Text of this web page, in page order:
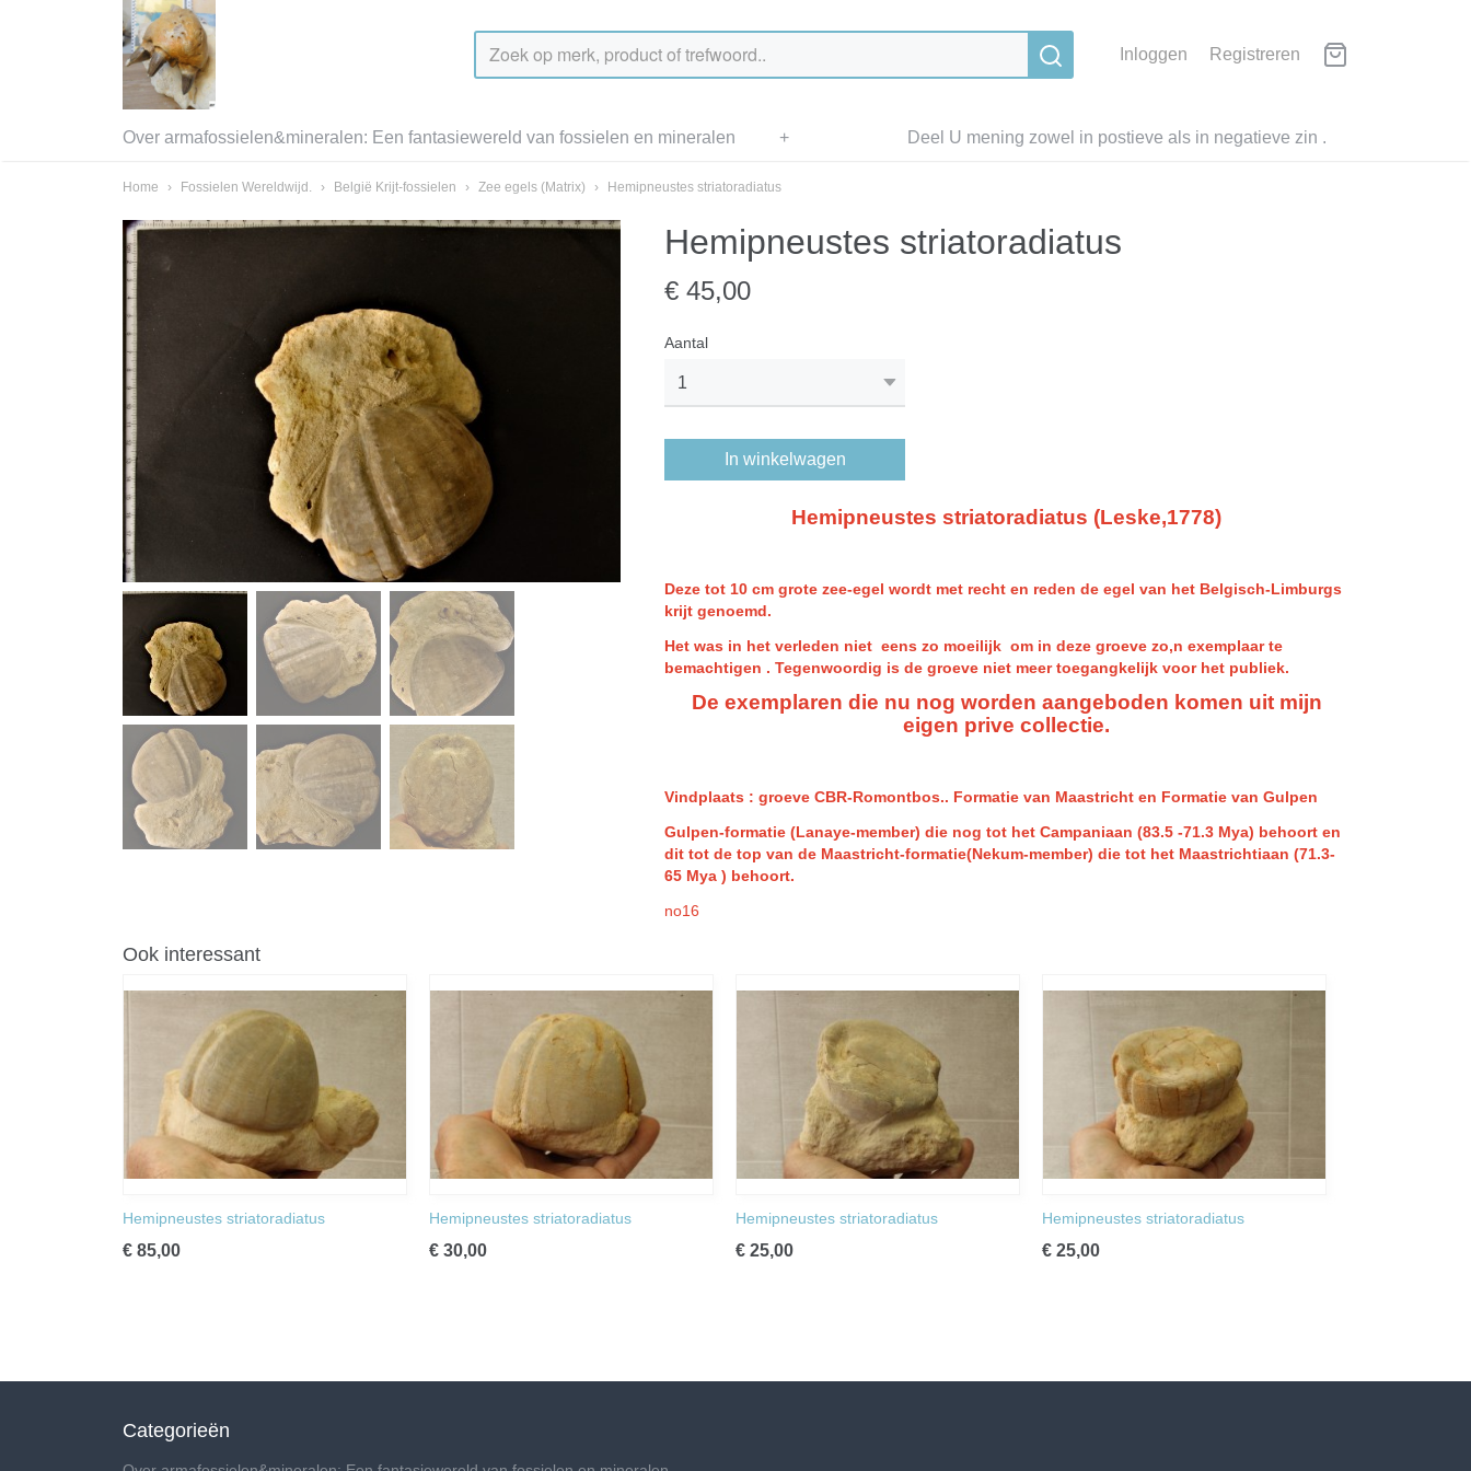
Inloggen Registreren
Deel U mening zowel in postieve als in negatieve zin .
Over armafossielen&mineralen: Een fantasiewereld van fossielen en mineralen +
Home › Fossielen Wereldwijd. › België Krijt-fossielen › Zee egels (Matrix) › Hemipneustes striatoradiatus
Hemipneustes striatoradiatus
€ 45,00
Aantal
In winkelwagen
Hemipneustes striatoradiatus (Leske,1778)
Deze tot 10 cm grote zee-egel wordt met recht en reden de egel van het Belgisch-Limburgs
krijt genoemd.
Het was in het verleden niet eens zo moeilijk om in deze groeve zo,n exemplaar te
bemachtigen . Tegenwoordig is de groeve niet meer toegangkelijk voor het publiek.
De exemplaren die nu nog worden aangeboden komen uit mijn
eigen prive collectie.
Vindplaats : groeve CBR-Romontbos.. Formatie van Maastricht en Formatie van Gulpen
Gulpen-formatie (Lanaye-member) die nog tot het Campaniaan (83.5 -71.3 Mya) behoort en
dit tot de top van de Maastricht-formatie(Nekum-member) die tot het Maastrichtiaan (71.3-
65 Mya ) behoort.
no16
Ook interessant
Hemipneustes striatoradiatus
€ 85,00
Hemipneustes striatoradiatus
€ 30,00
Hemipneustes striatoradiatus
€ 25,00
Hemipneustes striatoradiatus
€ 25,00
Categorieën